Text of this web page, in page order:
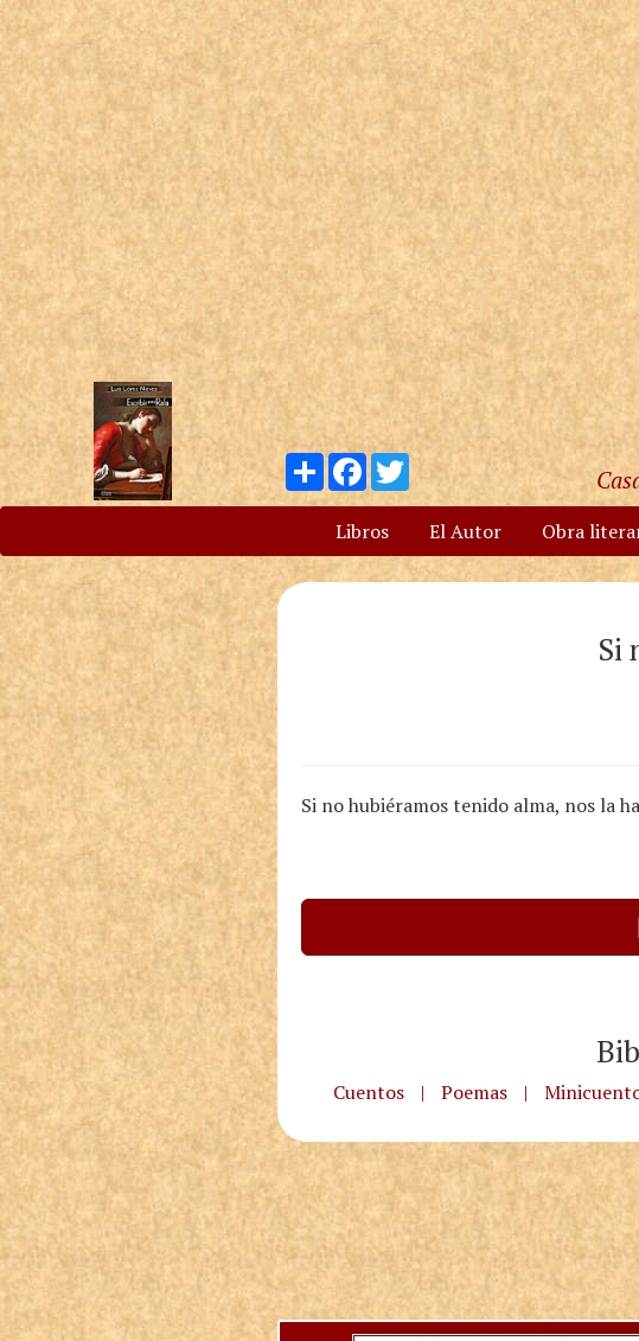
Compartir
Facebook
Twitter
Libros El Autor Obra
Si
Si no hubiéramos tenido alma, nos la
Cuentos | Poemas |